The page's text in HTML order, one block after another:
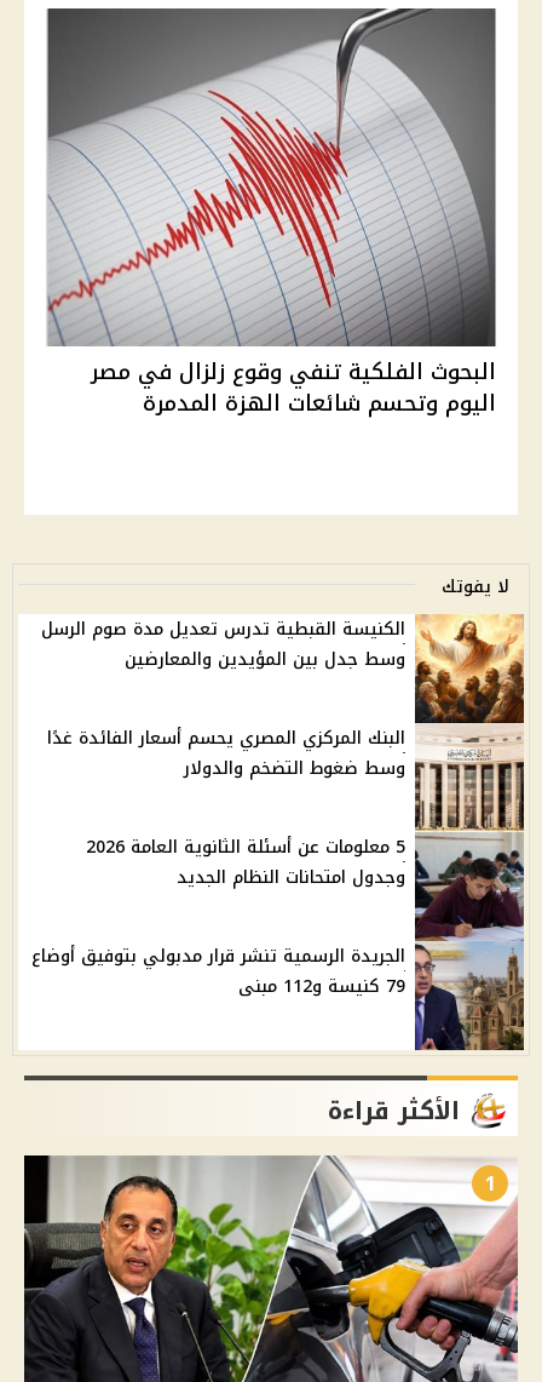
البحوث الفلكية تنفي وقوع زلزال في مصر
اليوم وتحسم شائعات الهزة المدمرة
لا يفوتك
الكنيسة القبطية تدرس تعديل مدة صوم الرسل
وسط جدل بين المؤيدين والمعارضين
البنك المركزي المصري يحسم أسعار الفائدة غدًا
وسط ضغوط التضخم والدولار
5 معلومات عن أسئلة الثانوية العامة 2026
وجدول امتحانات النظام الجديد
الجريدة الرسمية تنشر قرار مدبولي بتوفيق أوضاع
79 كنيسة و112 مبنى
الأكثر قراءة
1